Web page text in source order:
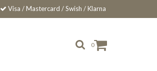
Visa / Mastercard / Swish / Klarna
0